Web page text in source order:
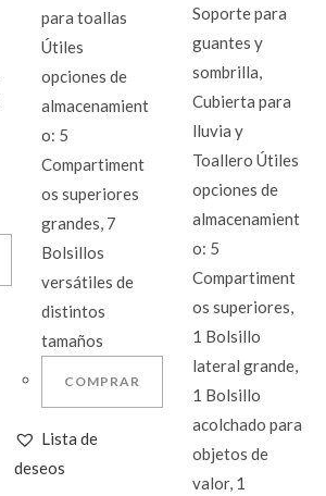
para toallas
Útiles
opciones de
almacenamient
o: 5
Compartiment
os superiores
grandes, 7
Bolsillos
versátiles de
distintos
tamaños
COMPRAR
Lista de
deseos
Soporte para
guantes y
sombrilla,
Cubierta para
lluvia y
Toallero Útiles
opciones de
almacenamient
o: 5
Compartiment
os superiores,
1 Bolsillo
lateral grande,
1 Bolsillo
acolchado para
objetos de
valor, 1